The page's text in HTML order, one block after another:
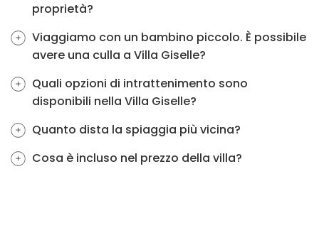
proprietà?
Viaggiamo con un bambino piccolo. È possibile
avere una culla a Villa Giselle?
Quali opzioni di intrattenimento sono
disponibili nella Villa Giselle?
Quanto dista la spiaggia più vicina?
Cosa è incluso nel prezzo della villa?